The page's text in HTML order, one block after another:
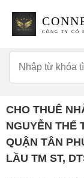
CÔNG TY CỔ
CHO THUÊ
NGUYỄN THẾ
QUẬN TÂN
LẦU TM ST,